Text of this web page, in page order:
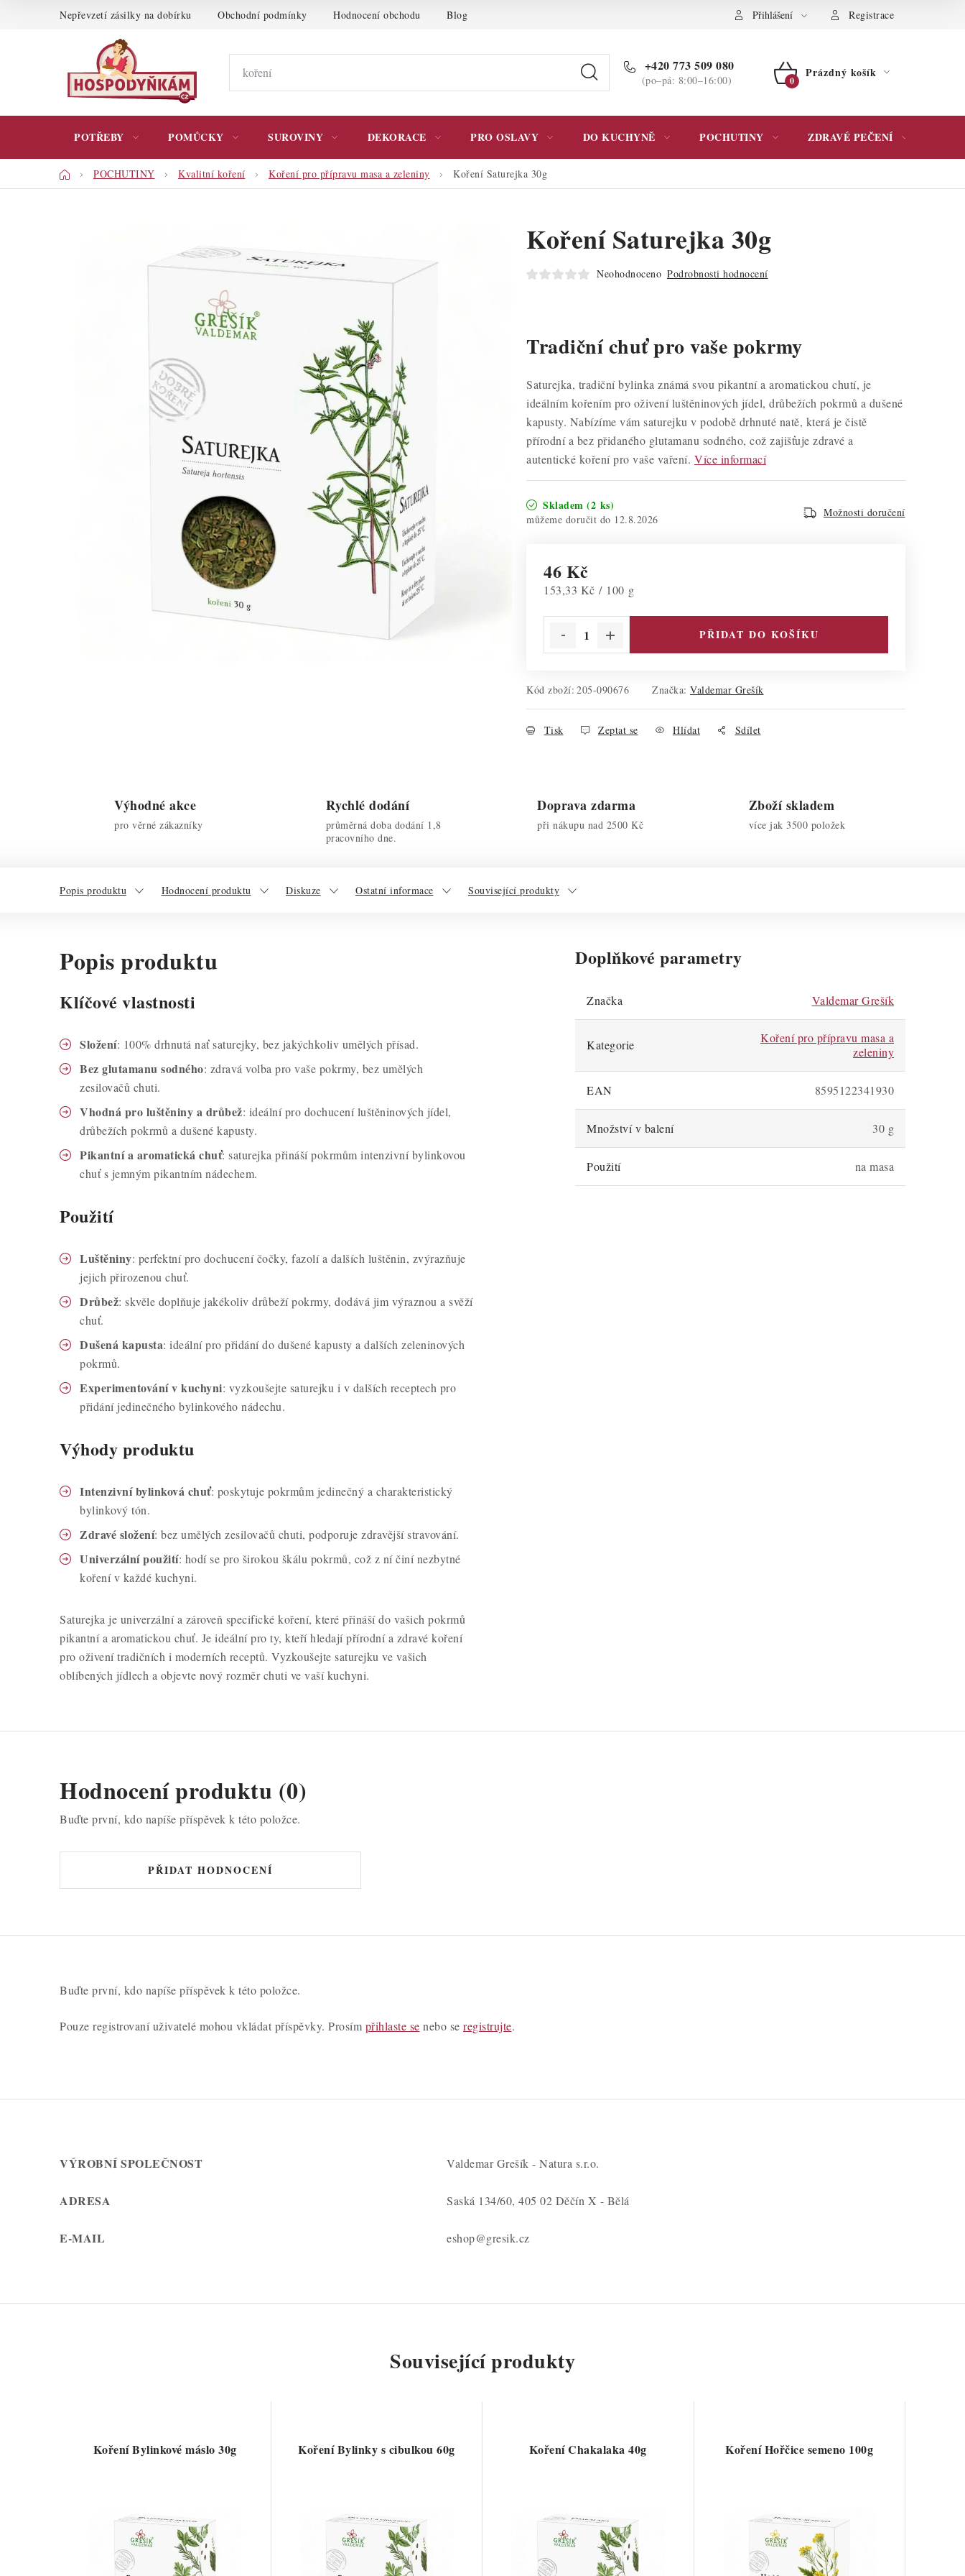
Nepřevzetí zásilky na dobírku Obchodní podmínky Hodnocení obchodu Blog Podmínky ochrany osobních údajů Přihlášení Registrace
+420 773 509 080
(po–pá: 8:00–16:00)
NÁKUPNÍ
Prázdný košík
POTŘEBY POMŮCKY SUROVINY DEKORACE PRO OSLAVY DO KUCHYNĚ POCHUTINY ZDRAVÉ PEČENÍ
DomůPOCHUTINY Kvalitní koření Koření pro přípravu masa a zeleniny Koření Saturejka 30g
Koření Saturejka 30g
Neohodnoceno Podrobnosti hodnocení
Tradiční chuť pro vaše pokrmy
Saturejka, tradiční bylinka známá svou pikantní a aromatickou chutí, je
ideálním kořením pro oživení luštěninových jídel, drůbežích pokrmů a dušené
kapusty. Nabízíme vám saturejku v podobě drhnuté natě, která je čistě
přírodní a bez přidaného glutamanu sodného, což zajišťuje zdravé a
autentické koření pro vaše vaření. Více informací
Skladem (2 ks)
12.8.2026
Možnosti doručení
46 Kč
Měrná cena:
153,33 Kč / 100 g
PŘIDAT DO KOŠÍKU
Kód zboží: 205-090676 Značka: Valdemar Grešík
Tisk Zeptat se Hlídat Sdílet
Výhodné akce
pro věrné zákazníky
Rychlé dodání
průměrná doba dodání 1,8
pracovního dne.
Doprava zdarma
při nákupu nad 2500 Kč
Zboží skladem
více jak 3500 položek
Popis produktu Hodnocení produktu Diskuze Ostatní informace Související produkty
Popis produktu
Klíčové vlastnosti
Složení: 100% drhnutá nať saturejky, bez jakýchkoliv umělých přísad.
Bez glutamanu sodného: zdravá volba pro vaše pokrmy, bez umělých
zesilovačů chuti.
Vhodná pro luštěniny a drůbež: ideální pro dochucení luštěninových jídel,
drůbežích pokrmů a dušené kapusty.
Pikantní a aromatická chuť: saturejka přináší pokrmům intenzivní bylinkovou
chuť s jemným pikantním nádechem.
Použití
Luštěniny: perfektní pro dochucení čočky, fazolí a dalších luštěnin, zvýrazňuje
jejich přirozenou chuť.
Drůbež: skvěle doplňuje jakékoliv drůbeží pokrmy, dodává jim výraznou a svěží
chuť.
Dušená kapusta: ideální pro přidání do dušené kapusty a dalších zeleninových
pokrmů.
Experimentování v kuchyni: vyzkoušejte saturejku i v dalších receptech pro
přidání jedinečného bylinkového nádechu.
Výhody produktu
Intenzivní bylinková chuť: poskytuje pokrmům jedinečný a charakteristický
bylinkový tón.
Zdravé složení: bez umělých zesilovačů chuti, podporuje zdravější stravování.
Univerzální použití: hodí se pro širokou škálu pokrmů, což z ní činí nezbytné
koření v každé kuchyni.
Saturejka je univerzální a zároveň specifické koření, které přináší do vašich pokrmů
pikantní a aromatickou chuť. Je ideální pro ty, kteří hledají přírodní a zdravé koření
pro oživení tradičních i moderních receptů. Vyzkoušejte saturejku ve vašich
oblíbených jídlech a objevte nový rozměr chuti ve vaší kuchyni.
Doplňkové parametry
Značka Valdemar Grešík
Kategorie
Koření pro přípravu masa a
zeleniny
EAN 8595122341930
Množství v balení 30 g
Použití na masa
Hodnocení produktu (0)
Buďte první, kdo napíše příspěvek k této položce.
PŘIDAT HODNOCENÍ
Buďte první, kdo napíše příspěvek k této položce.
Pouze registrovaní uživatelé mohou vkládat příspěvky. Prosím přihlaste se nebo se registrujte.
VÝROBNÍ SPOLEČNOST Valdemar Grešík - Natura s.r.o.
ADRESA Saská 134/60, 405 02 Děčín X - Bělá
E-MAIL eshop@gresik.cz
Související produkty
Koření Bylinkové máslo 30g Koření Bylinky s cibulkou 60g Koření Chakalaka 40g Koření Hořčice semeno 100g